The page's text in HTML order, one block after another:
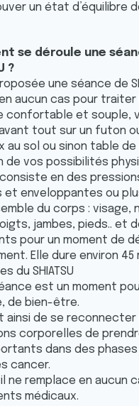
un état d’équilibre
se déroule une
?
une séance de
en aucun cas pour
confortable et souple,
tout sur un futon
au sol ou sinon table de
de vos possibilités
en des
et enveloppantes ou
du corps : visage,
jambes, pieds.. et
pour un moment de
Elle dure environ 45
du SHIATSU
est un moment
de bien-être.
ainsi de se reconnecter
corporelles de
dans des phases
cancer.
il ne remplace en aucun
médicaux.